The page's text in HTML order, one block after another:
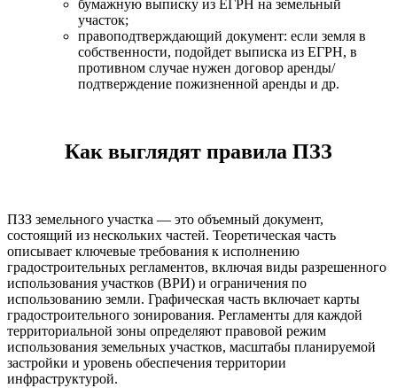
бумажную выписку из ЕГРН на земельный
участок;
правоподтверждающий документ: если земля в
собственности, подойдет выписка из ЕГРН, в
противном случае нужен договор аренды/
подтверждение пожизненной аренды и др.
Как выглядят правила ПЗЗ
ПЗЗ земельного участка — это объемный документ,
состоящий из нескольких частей. Теоретическая часть
описывает ключевые требования к исполнению
градостроительных регламентов, включая виды разрешенного
использования участков (ВРИ) и ограничения по
использованию земли. Графическая часть включает карты
градостроительного зонирования. Регламенты для каждой
территориальной зоны определяют правовой режим
использования земельных участков, масштабы планируемой
застройки и уровень обеспечения территории
инфраструктурой.